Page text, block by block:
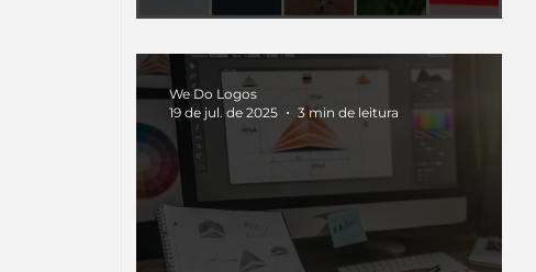
We Do Logos
19 de jul. de 2025
3 min de leitura